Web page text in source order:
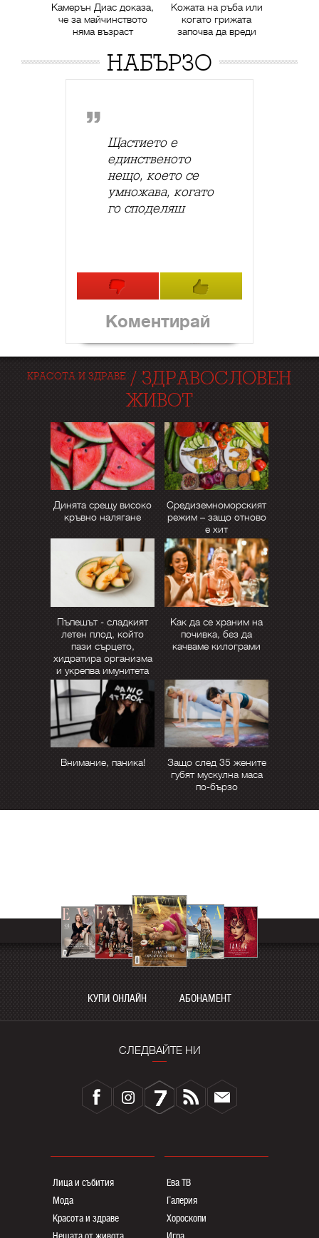
Камерън Диас доказа,
че за майчинството
няма възраст
Кожата на ръба или
когато грижата
започва да вреди
НАБЪРЗО
Щастието е
единственото
нещо, което се
умножава, когато
го споделяш
Коментирай
КРАСОТА И ЗДРАВЕ / ЗДРАВОСЛОВЕН
ЖИВОТ
Динята срещу високо
кръвно налягане
Средиземноморският
режим – защо отново
е хит
Пъпешът - сладкият
летен плод, който
пази сърцето,
хидратира организма
и укрепва имунитета
Как да се храним на
почивка, без да
качваме килограми
Внимание, паника!
Защо след 35 жените
губят мускулна маса
по-бързо
КУПИ ОНЛАЙН АБОНАМЕНТ
СЛЕДВАЙТЕ НИ
Лица и събития
Мода
Красота и здраве
Ева ТВ
Галерия
Хороскопи